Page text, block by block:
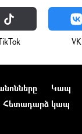
VK
Կապ
Հետադարձ կապ